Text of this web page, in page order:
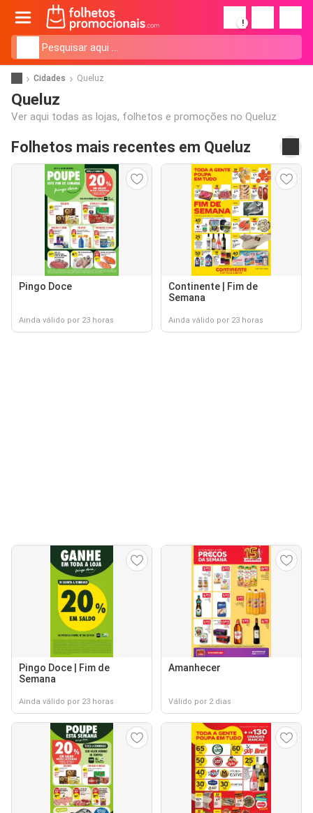
!
Cidades Queluz
Queluz
Ver aqui todas as lojas, folhetos e promoções no Queluz
Folhetos mais recentes em Queluz
Pingo Doce
Ainda válido por 23 horas
Continente | Fim de
Semana
Ainda válido por 23 horas
Pingo Doce | Fim de
Semana
Ainda válido por 23 horas
Amanhecer
Válido por 2 dias